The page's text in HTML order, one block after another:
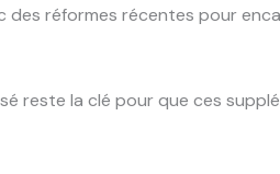
des réformes récentes pour
reste la clé pour que ces